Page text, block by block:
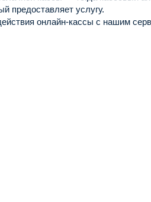
предоставляет услугу.
онлайн-кассы с нашим